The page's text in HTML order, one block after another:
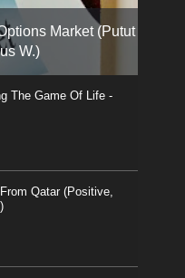
Market (Putut
W.)
The Game Of Life -
Qatar (Positive,